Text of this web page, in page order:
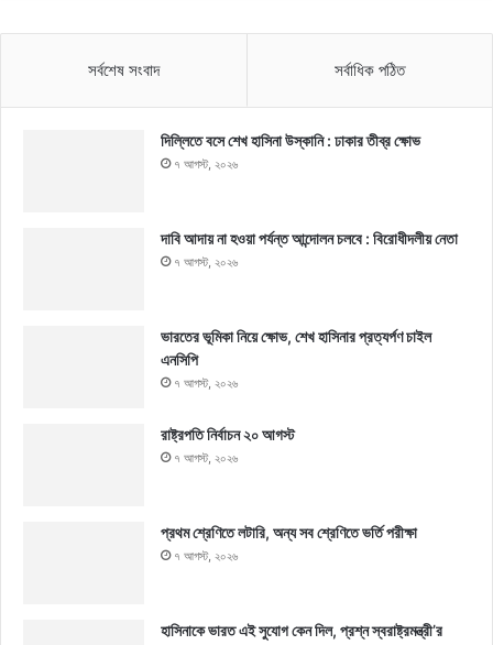
সর্বশেষ সংবাদ সর্বাধিক পঠিত
দিল্লিতে বসে শেখ হাসিনা উস্কানি : ঢাকার তীব্র ক্ষোভ
৭ আগস্ট, ২০২৬
দাবি আদায় না হওয়া পর্যন্ত আন্দোলন চলবে : বিরোধীদলীয় নেতা
৭ আগস্ট, ২০২৬
ভারতের ভূমিকা নিয়ে ক্ষোভ, শেখ হাসিনার প্রত্যর্পণ চাইল
এনসিপি
৭ আগস্ট, ২০২৬
রাষ্ট্রপতি নির্বাচন ২০ আগস্ট
৭ আগস্ট, ২০২৬
প্রথম শ্রেণিতে লটারি, অন্য সব শ্রেণিতে ভর্তি পরীক্ষা
৭ আগস্ট, ২০২৬
হাসিনাকে ভারত এই সুযোগ কেন দিল, প্রশ্ন স্বরাষ্ট্রমন্ত্রী’র